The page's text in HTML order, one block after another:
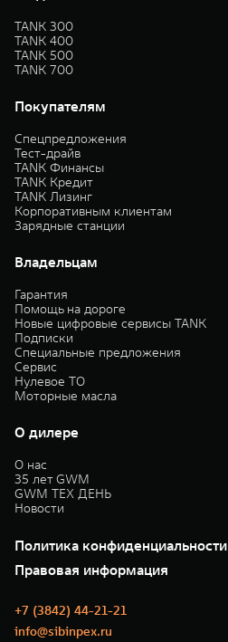
TANK 300
TANK 400
TANK 500
TANK 700
Покупателям
Спецпредложения
Тест-драйв
TANK Финансы
TANK Кредит
TANK Лизинг
Корпоративным клиентам
Зарядные станции
Владельцам
Гарантия
Помощь на дороге
Новые цифровые сервисы TANK
Подписки
Специальные предложения
Сервис
Нулевое ТО
Моторные масла
О дилере
О нас
35 лет GWM
GWM ТЕХ ДЕНЬ
Новости
Политика конфиденциальности
Правовая информация
+7 (3842) 44-21-21
info@sibinpex.ru